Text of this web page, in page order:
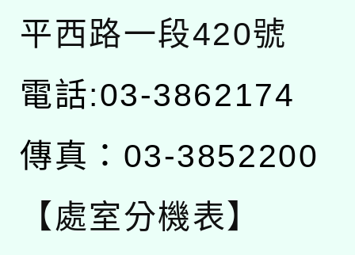
平西路一段420號
電話:03-3862174
傳真：03-3852200
【處室分機表】